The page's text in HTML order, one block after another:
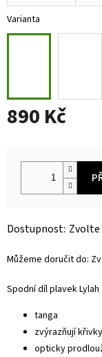
890 Kč
Můžeme doručit do:
Varianta
Spodní díl plavek
tanga
zvýrazňují křivky
opticky